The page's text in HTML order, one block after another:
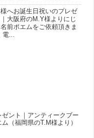
へお誕生日祝いのプレゼ
大阪府のM.Y様よりにじ
前ポエムをご依頼頂きま
電...
ント｜アンティークブー
（福岡県のT.M様より ）